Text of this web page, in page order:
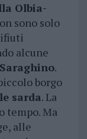
Olbia-
sono solo
alcune
.
borgo
sarda. La
tempo. Ma
alle